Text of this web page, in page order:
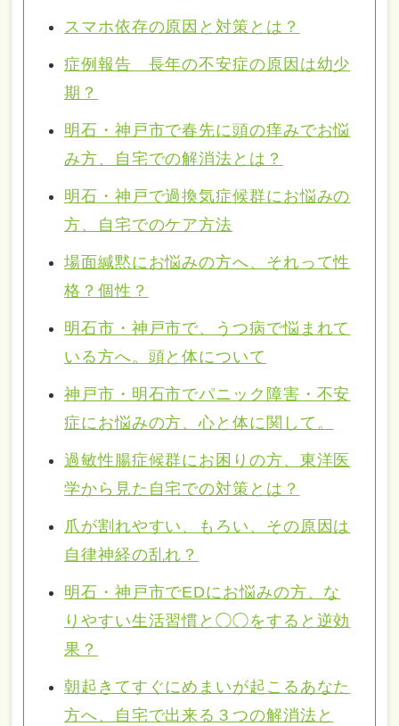
スマホ依存の原因と対策とは？
症例報告 長年の不安症の原因は幼少
期？
明石・神戸市で春先に頭の痒みでお悩
み方、自宅での解消法とは？
明石・神戸で過換気症候群にお悩みの
方、自宅でのケア方法
場面緘黙にお悩みの方へ、それって性
格？個性？
明石市・神戸市で、うつ病で悩まれて
いる方へ。頭と体について
神戸市・明石市でパニック障害・不安
症にお悩みの方、心と体に関して。
過敏性腸症候群にお困りの方、東洋医
学から見た自宅での対策とは？
爪が割れやすい、もろい、その原因は
自律神経の乱れ？
明石・神戸市でEDにお悩みの方、な
りやすい生活習慣と◯◯をすると逆効
果？
朝起きてすぐにめまいが起こるあなた
方へ、自宅で出来る３つの解消法と